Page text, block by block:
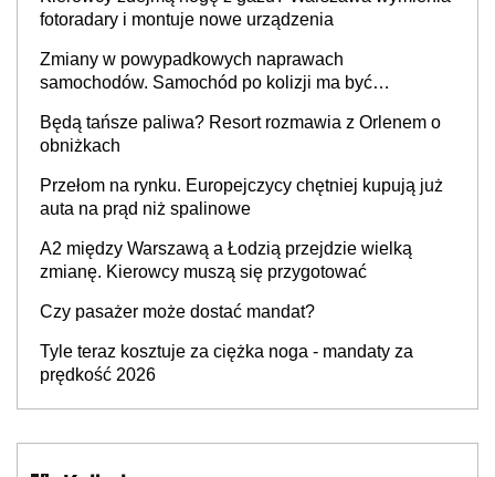
fotoradary i montuje nowe urządzenia
Zmiany w powypadkowych naprawach
samochodów. Samochód po kolizji ma być
producenta
Będą tańsze paliwa? Resort rozmawia z Orlenem o
obniżkach
Przełom na rynku. Europejczycy chętniej kupują już
auta na prąd niż spalinowe
A2 między Warszawą a Łodzią przejdzie wielką
zmianę. Kierowcy muszą się przygotować
Czy pasażer może dostać mandat?
Tyle teraz kosztuje za ciężka noga - mandaty za
prędkość 2026